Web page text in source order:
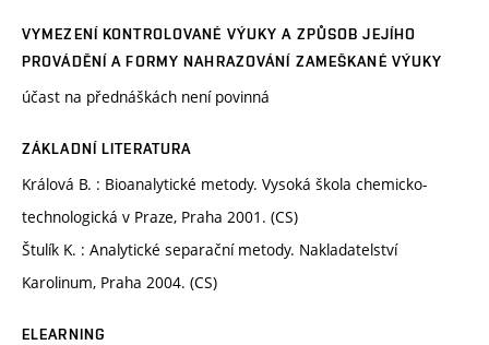
VYMEZENÍ KONTROLOVANÉ VÝUKY A ZPŮSOB JEJÍHO
PROVÁDĚNÍ A FORMY NAHRAZOVÁNÍ ZAMEŠKANÉ VÝUKY
účast na přednáškách není povinná
ZÁKLADNÍ LITERATURA
Králová B. : Bioanalytické metody. Vysoká škola chemicko-
technologická v Praze, Praha 2001. (CS)
Štulík K. : Analytické separační metody. Nakladatelství
Karolinum, Praha 2004. (CS)
ELEARNING